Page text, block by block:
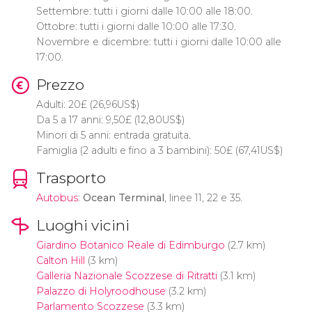
Settembre: tutti i giorni dalle 10:00 alle 18:00.
Ottobre: ​​tutti i giorni dalle 10:00 alle 17:30.
Novembre e dicembre: tutti i giorni dalle 10:00 alle
17:00.
Prezzo
Adulti: 20£(26,96US$)
Da 5 a 17 anni: 9,50£(12,80US$)
Minori di 5 anni: entrada gratuita.
Famiglia (2 adulti e fino a 3 bambini): 50£(67,41US$)
Trasporto
Autobus: Ocean Terminal, linee 11, 22 e 35.
Luoghi vicini
Giardino Botanico Reale di Edimburgo (2.7 km)
Calton Hill (3 km)
Galleria Nazionale Scozzese di Ritratti(3.1 km)
Palazzo di Holyroodhouse (3.2 km)
Parlamento Scozzese (3.3 km)